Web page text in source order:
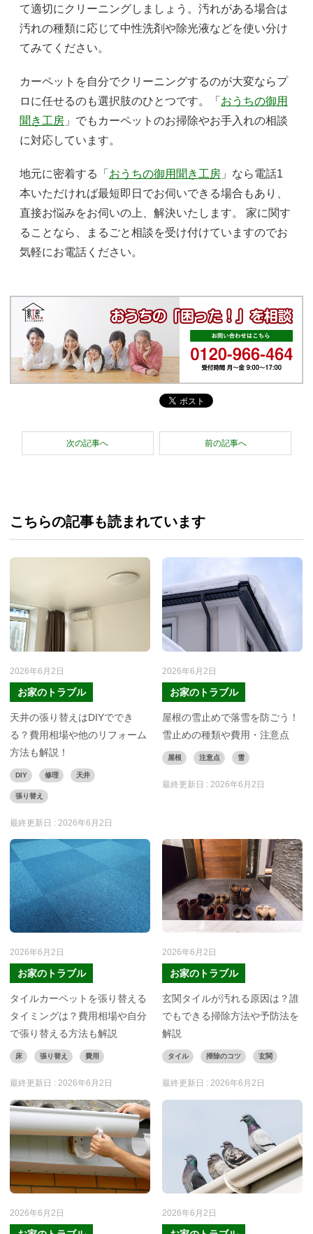
て適切にクリーニングしましょう。汚れがある場合は
汚れの種類に応じて中性洗剤や除光液などを使い分け
てみてください。
カーペットを自分でクリーニングするのが大変ならプ
ロに任せるのも選択肢のひとつです。「 おうちの御用
聞き工房 」でもカーペットのお掃除やお手入れの相談
に対応しています。
地元に密着する「 おうちの御用聞き工房 」なら電話1
本いただければ最短即日でお伺いできる場合もあり、
直接お悩みをお伺いの上、解決いたします。 家に関す
ることなら、まるごと相談を受け付けていますのでお
気軽にお電話ください。
次の記事へ 前の記事へ
こちらの記事も読まれています
2026年6月2日
お家のトラブル
天井の張り替えはDIYででき
る？費用相場や他のリフォーム
方法も解説！
DIY 修理 天井
張り替え
最終更新日 : 2026年6月2日
2026年6月2日
お家のトラブル
屋根の雪止めで落雪を防ごう！
雪止めの種類や費用・注意点
屋根 注意点 雪
最終更新日 : 2026年6月2日
2026年6月2日
お家のトラブル
タイルカーペットを張り替える
タイミングは？費用相場や自分
で張り替える方法も解説
床 張り替え 費用
最終更新日 : 2026年6月2日
2026年6月2日
お家のトラブル
玄関タイルが汚れる原因は？誰
でもできる掃除方法や予防法を
解説
タイル 掃除のコツ 玄関
最終更新日 :2026年6月2日
2026年6月2日 2026年6月2日